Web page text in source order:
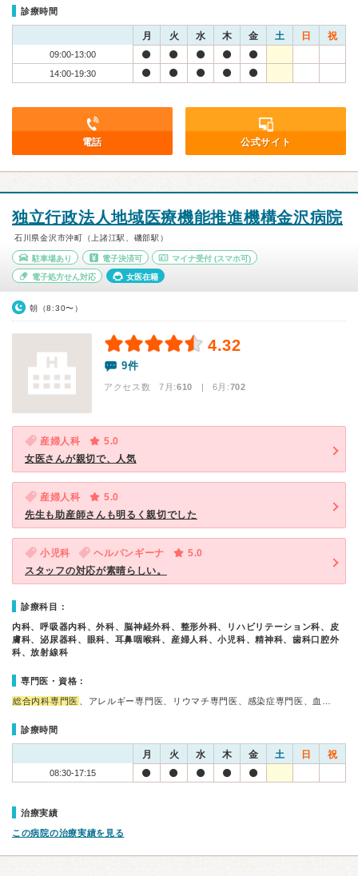
診療時間
月 火 水 木 金 土 日 祝
09:00-13:00
14:00-19:30
電話 公式サイト
独立行政法人地域医療機能推進機構金沢病院
石川県金沢市沖町（上諸江駅、磯部駅）
駐車場あり 電子決済可 マイナ受付 (スマホ可)
電子処方せん対応 女医在籍
朝（8:30〜）
4.32
9件
アクセス数 7月:610 | 6月:702
産婦人科
5.0
女医さんが親切で、人気
産婦人科
5.0
先生も助産師さんも明るく親切でした
小児科 ヘルパンギーナ
5.0
スタッフの対応が素晴らしい。
診療科目：
内科、呼吸器内科、外科、脳神経外科、整形外科、リハビリテーション科、皮
膚科、泌尿器科、眼科、耳鼻咽喉科、産婦人科、小児科、精神科、歯科口腔外
科、放射線科
専門医・資格：
総合内科専門医 、アレルギー専門医、リウマチ専門医、感染症専門医、血…
診療時間
月 火 水 木 金 土 日 祝
08:30-17:15
治療実績
この病院の治療実績を見る